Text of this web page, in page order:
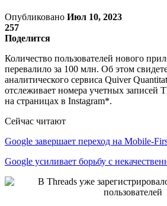
Опубликовано Июл 10, 2023
257
Поделится
Количество пользователей нового
перевалило за 100 млн. Об этом
аналитического сервиса Quiver
отслеживает номера учетных записей
на страницах в Instagram*.
Сейчас читают
Google завершает переход на Mobile-
Google усиливает борьбу с